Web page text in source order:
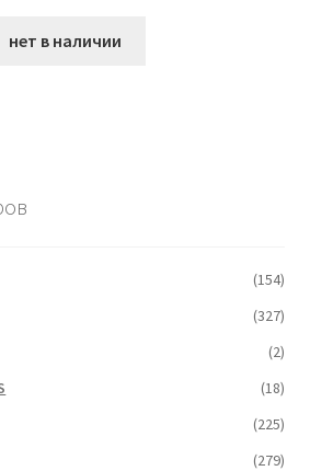
нет в наличии
(154)
(327)
(2)
(18)
(225)
(279)